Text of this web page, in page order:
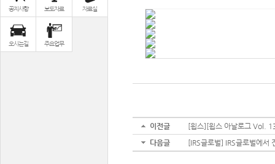
공지사항 보도자료 자료실
오시는길 주요업무
이전글
[윕스][윕스 아날로그 Vol.
다음글
[IRS글로벌] IRS글로벌에서